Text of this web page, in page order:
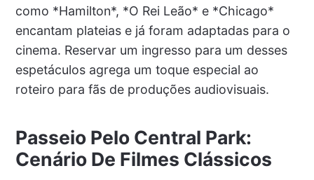
como *Hamilton*, *O Rei Leão* e *Chicago*
encantam plateias e já foram adaptadas para o
cinema. Reservar um ingresso para um desses
espetáculos agrega um toque especial ao
roteiro para fãs de produções audiovisuais.
Passeio Pelo Central Park:
Cenário De Filmes Clássicos